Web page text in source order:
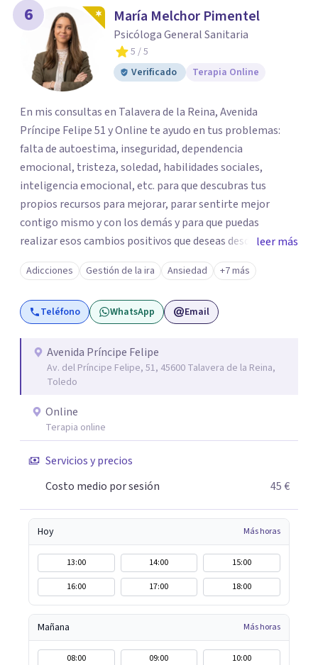
6 María Melchor Pimentel
Psicóloga General Sanitaria
5 / 5
Verificado
Terapia Online
En mis consultas en Talavera de la Reina, Avenida
Príncipe Felipe 51 y Online te ayudo en tus problemas:
falta de autoestima, inseguridad, dependencia
emocional, tristeza, soledad, habilidades sociales,
inteligencia emocional, etc. para que descubras tus
propios recursos para mejorar, parar sentirte mejor
contigo mismo y con los demás y para que puedas
realizar esos cambios positivos que deseas desde hace
tiempo pero que no sabes cómo llevarlos a cabo. La
primera visita informativa será al 50% y servirá para
conocernos, poder evaluar juntos tus dificultades y hablar
de un plan de ayuda. Con los datos que me ofrezcas, te
consistirá el tratamiento y te plantearé qué
herramientas usaremos para resolver las situaciones que
te preocupan. Aplico una psicología integradora que
reúne los elementos que puedan ayudar de una manera
más rápida y eficaz a cada paciente. Dado que cuando uno
lo está pasando mal desea recuperarse cuanto antes,
siempre procuro que los tratamientos tengan la menor
duración posible, con el consiguiente ahorro de tiempo y
leer más
Adicciones Gestión de la ira Ansiedad +7 más
Teléfono WhatsApp Email
Avenida Príncipe Felipe
Av. del Príncipe Felipe, 51, 45600 Talavera de la Reina,
Toledo
Online
Terapia online
Servicios y precios
Costo medio por sesión
45 €
Hoy Más horas
13:00 14:00
15:00
16:00
17:00 18:00
Mañana Más horas
08:00 09:00
10:00